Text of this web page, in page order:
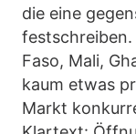
die eine
festschreiben.
Faso, Mali,
kaum etwas
Markt